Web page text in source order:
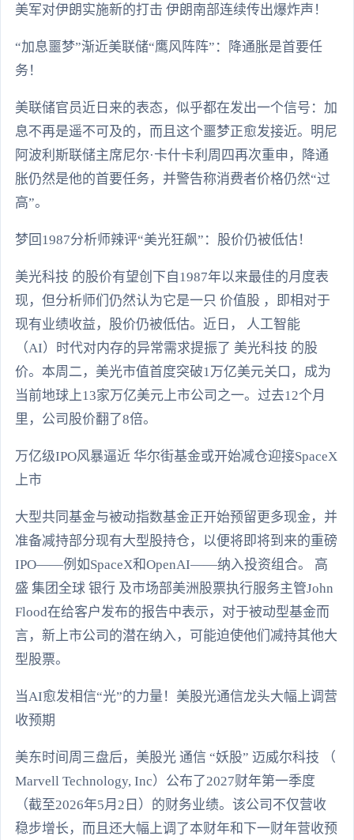
美军对伊朗实施新的打击 伊朗南部连续传出爆炸声！
“加息噩梦”渐近美联储“鹰风阵阵”：降通胀是首要任
务！
美联储官员近日来的表态，似乎都在发出一个信号：加
息不再是遥不可及的，而且这个噩梦正愈发接近。明尼
阿波利斯联储主席尼尔·卡什卡利周四再次重申，降通
胀仍然是他的首要任务，并警告称消费者价格仍然“过
高”。
梦回1987分析师辣评“美光狂飙”：股价仍被低估！
美光科技 的股价有望创下自1987年以来最佳的月度表
现，但分析师们仍然认为它是一只 价值股 ，即相对于
现有业绩收益，股价仍被低估。近日， 人工智能
（AI）时代对内存的异常需求提振了 美光科技 的股
价。本周二，美光市值首度突破1万亿美元关口，成为
当前地球上13家万亿美元上市公司之一。过去12个月
里，公司股价翻了8倍。
万亿级IPO风暴逼近 华尔街基金或开始减仓迎接SpaceX
上市
大型共同基金与被动指数基金正开始预留更多现金，并
准备减持部分现有大型股持仓，以便将即将到来的重磅
IPO——例如SpaceX和OpenAI——纳入投资组合。 高
盛 集团全球 银行 及市场部美洲股票执行服务主管John
Flood在给客户发布的报告中表示，对于被动型基金而
言，新上市公司的潜在纳入，可能迫使他们减持其他大
型股票。
当AI愈发相信“光”的力量！美股光通信龙头大幅上调营
收预期
美东时间周三盘后，美股光 通信 “妖股” 迈威尔科技 （
Marvell Technology, Inc）公布了2027财年第一季度
（截至2026年5月2日）的财务业绩。该公司不仅营收
稳步增长，而且还大幅上调了本财年和下一财年营收预